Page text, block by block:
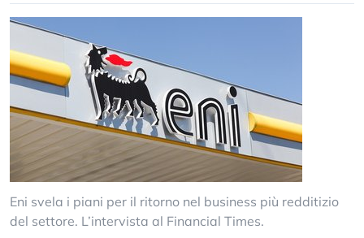
Eni svela i piani per il ritorno nel business più redditizio
del settore. L’intervista al Financial Times.